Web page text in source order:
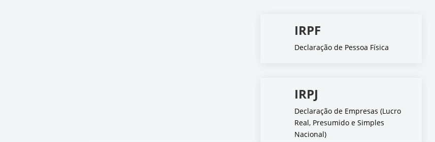
IRPF
Declaração de Pessoa Física
IRPJ
Declaração de Empresas (Lucro
Real, Presumido e Simples
Nacional)